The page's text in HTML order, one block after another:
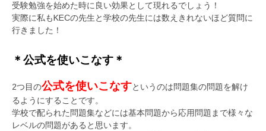
受験勉強を始めた時に良い効果として現れるでしょう！
実際に私もKECの先生と学校の先生には数えきれないほど質問に
行きました！
＊公式を使いこなす＊
2つ目の公式を使いこなすというのは問題集の問題を解け
るようにすることです。
学校で配られた問題集などには基本問題から応用問題まで様々な
レベルの問題があると思います。